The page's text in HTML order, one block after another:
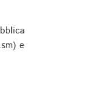
e